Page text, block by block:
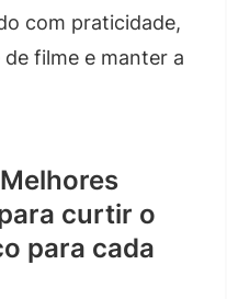
com praticidade,
filme e manter a
curtir o
para cada